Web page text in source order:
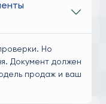
Но
Документ должен
продаж и ваш